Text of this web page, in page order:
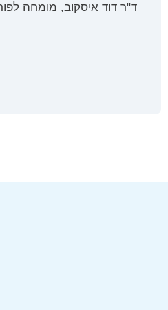
ד"ר דוד איסקוב, מומחה